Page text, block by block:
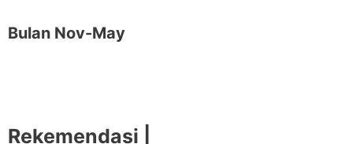
Bulan Nov-May
Rekemendasi |